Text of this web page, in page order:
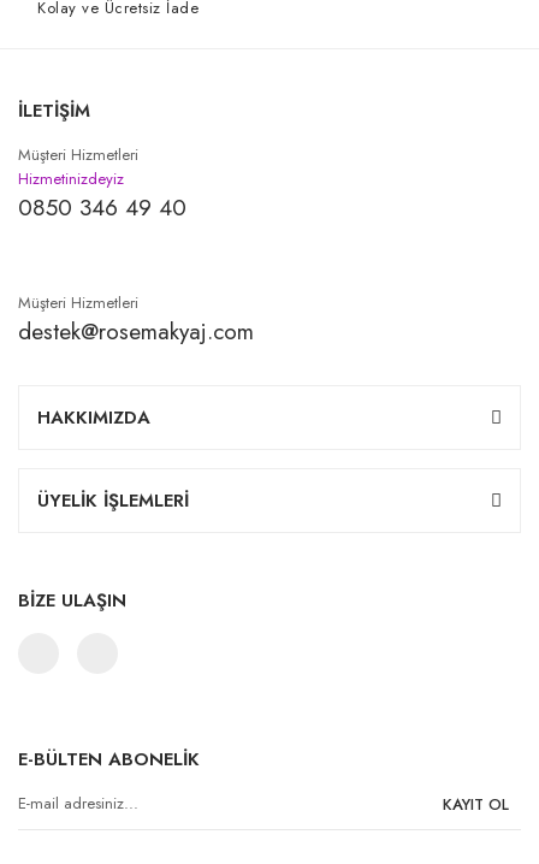
Kolay ve Ücretsiz İade
İLETİŞİM
Müşteri Hizmetleri
Hizmetinizdeyiz
0850 346 49 40
Müşteri Hizmetleri
destek@rosemakyaj.com
HAKKIMIZDA
ÜYELİK İŞLEMLERİ
BİZE ULAŞIN
E-BÜLTEN ABONELİK
KAYIT OL